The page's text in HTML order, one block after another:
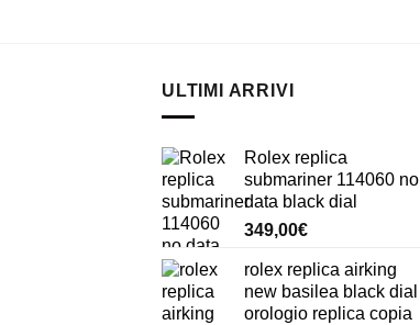
ULTIMI ARRIVI
Rolex replica
submariner 114060 no
data black dial
349,00€
rolex replica airking
new basilea black dial
orologio replica copia